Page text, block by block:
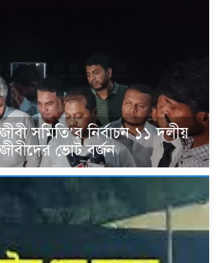
সমিতি’র নির্বাচন ১১ দলীয়
ভোট বর্জন